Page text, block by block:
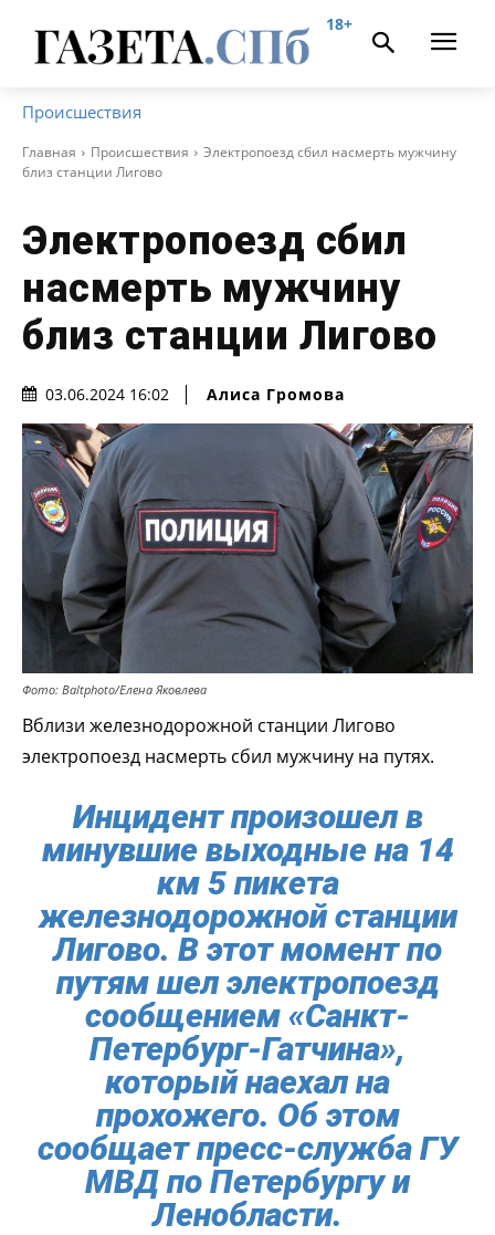
18+
Происшествия
Главная Происшествия
Электропоезд сбил насмерть мужчину
близ станции Лигово
Электропоезд сбил
насмерть мужчину
близ станции Лигово
03.06.2024 16:02 Алиса Громова
Фото: Baltphoto/Елена Яковлева
Вблизи железнодорожной станции Лигово
электропоезд насмерть сбил мужчину на путях.
Инцидент произошел в
минувшие выходные на 14
км 5 пикета
железнодорожной станции
Лигово. В этот момент по
путям шел электропоезд
сообщением «Санкт-
Петербург-Гатчина»,
который наехал на
прохожего. Об этом
сообщает пресс-служба ГУ
МВД по Петербургу и
Ленобласти.